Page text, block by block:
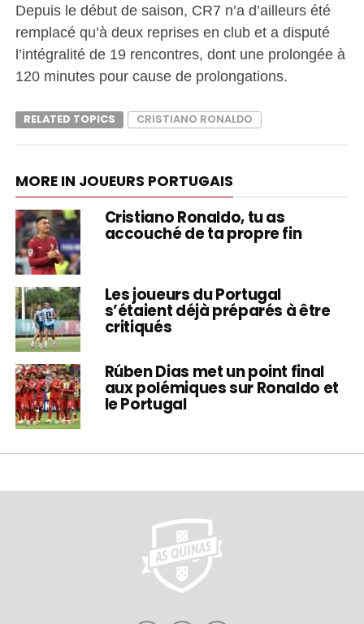
Depuis le début de saison, CR7 n’a d’ailleurs été
remplacé qu’à deux reprises en club et a disputé
l’intégralité de 19 rencontres, dont une prolongée à
120 minutes pour cause de prolongations.
RELATED TOPICS CRISTIANO RONALDO
MORE IN JOUEURS PORTUGAIS
Cristiano Ronaldo, tu as
accouché de ta propre fin
Les joueurs du Portugal
s’étaient déjà préparés à être
critiqués
Rúben Dias met un point final
aux polémiques sur Ronaldo et
le Portugal